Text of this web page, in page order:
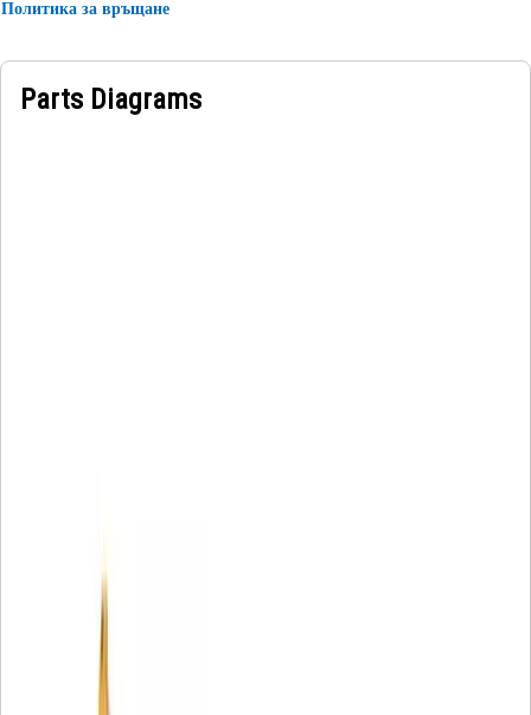
Политика за връщане
Parts Diagrams